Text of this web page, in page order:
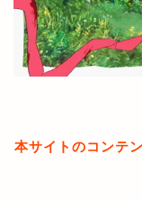
本サイトのコンテ